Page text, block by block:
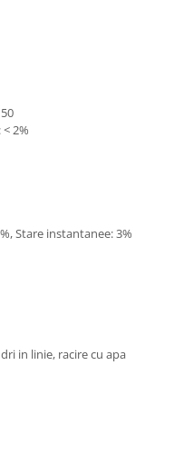
2%
Stare instantanee: 3%
in linie, racire cu apa